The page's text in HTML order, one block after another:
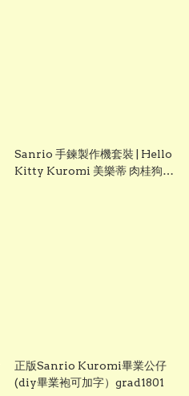
Sanrio 手鍊製作機套裝 | Hello
Kitty Kuromi 美樂蒂 肉桂狗
正版Sanrio Kuromi畢業公仔
(diy畢業袍可加字）grad1801